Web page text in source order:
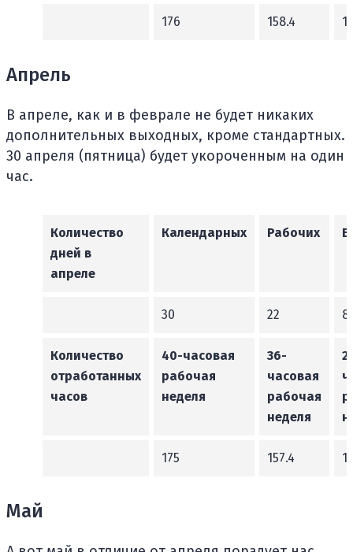
176 158.4
Апрель
В апреле, как и в феврале не будет никаких
дополнительных выходных, кроме стандартных.
30 апреля (пятница) будет укороченным на один
час.
Количество
дней в
апреле
Календарных Рабочих
30 22 8
Количество
отработанных
часов
40-часовая
рабочая
неделя
36-
часовая
рабочая
неделя
175 157.4
Май